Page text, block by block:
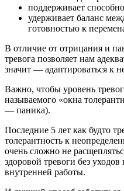
поддерживает
удерживает баланс
готовностью к
В отличие от отрицания и
тревога позволяет нам
значит — адаптироваться к
Важно, чтобы уровень
называемого «окна
— паника).
Последние 5 лет как будто
толерантность к
очень сложно не
здоровой тревоги без
внутренней работы.